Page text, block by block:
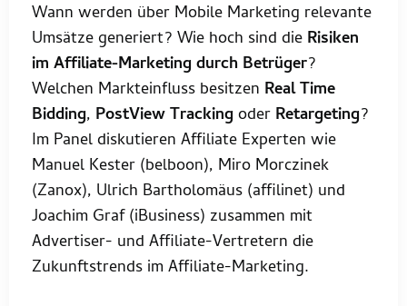
Wann werden über Mobile Marketing relevante
Umsätze generiert? Wie hoch sind die Risiken
im Affiliate-Marketing durch Betrüger?
Welchen Markteinfluss besitzen Real Time
Bidding, PostView Tracking oder Retargeting?
Im Panel diskutieren Affiliate Experten wie
Manuel Kester (belboon), Miro Morczinek
(Zanox), Ulrich Bartholomäus (affilinet) und
Joachim Graf (iBusiness) zusammen mit
Advertiser- und Affiliate-Vertretern die
Zukunftstrends im Affiliate-Marketing.